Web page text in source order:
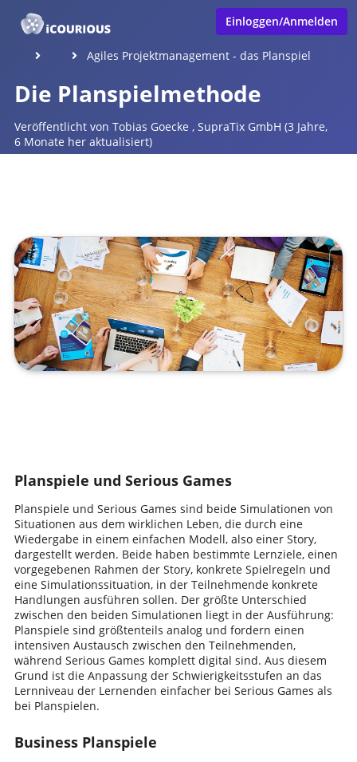
Einloggen/Anmelden
Agiles Projektmanagement - das Planspiel
Die Planspielmethode
Veröffentlicht von Tobias Goecke , SupraTix GmbH (3 Jahre,
6 Monate her aktualisiert)
Planspiele und Serious Games
Planspiele und Serious Games sind beide Simulationen von
Situationen aus dem wirklichen Leben, die durch eine
Wiedergabe in einem einfachen Modell, also einer Story,
dargestellt werden. Beide haben bestimmte Lernziele, einen
vorgegebenen Rahmen der Story, konkrete Spielregeln und
eine Simulationssituation, in der Teilnehmende konkrete
Handlungen ausführen sollen. Der größte Unterschied
zwischen den beiden Simulationen liegt in der Ausführung:
Planspiele sind größtenteils analog und fordern einen
intensiven Austausch zwischen den Teilnehmenden,
während Serious Games komplett digital sind. Aus diesem
Grund ist die Anpassung der Schwierigkeitsstufen an das
Lernniveau der Lernenden einfacher bei Serious Games als
bei Planspielen.
Business Planspiele